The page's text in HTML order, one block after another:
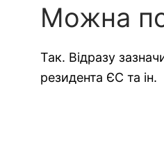
Можна
Так. Відразу
резидента ЄС та ін.